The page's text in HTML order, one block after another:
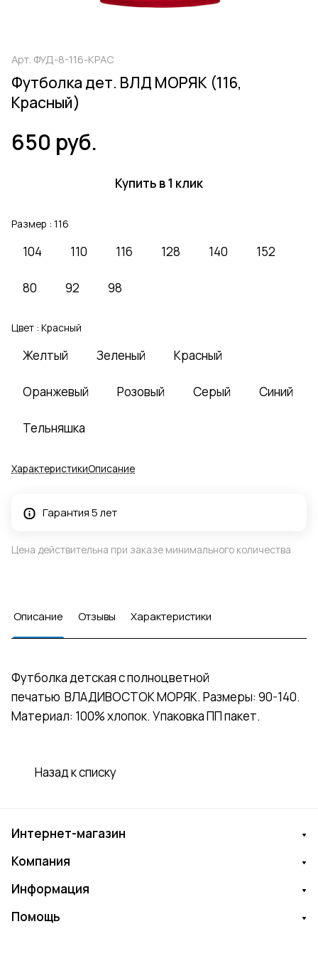
Арт. ФУД-8-116-КРАС
Футболка дет. ВЛД МОРЯК (116,
Красный)
650 руб.
Купить в 1 клик
Размер : 116
104 110 116 128 140 152
80 92 98
Цвет : Красный
Желтый Зеленый Красный
Оранжевый Розовый Серый Синий
Тельняшка
ХарактеристикиОписание
Гарантия 5 лет
Цена действительна при заказе минимального количества
Описание Отзывы Характеристики
Футболка детская с полноцветной
печатью ВЛАДИВОСТОК МОРЯК. Размеры: 90-140.
Материал: 100% хлопок. Упаковка ПП пакет.
Назад к списку
Интернет-магазин
Компания
Информация
Помощь